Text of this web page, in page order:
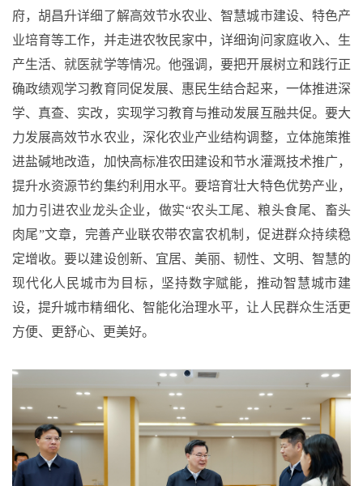
府，胡昌升详细了解高效节水农业、智慧城市建设、特色产
业培育等工作，并走进农牧民家中，详细询问家庭收入、生
产生活、就医就学等情况。他强调，要把开展树立和践行正
确政绩观学习教育同促发展、惠民生结合起来，一体推进深
学、真查、实改，实现学习教育与推动发展互融共促。要大
力发展高效节水农业，深化农业产业结构调整，立体施策推
进盐碱地改造，加快高标准农田建设和节水灌溉技术推广，
提升水资源节约集约利用水平。要培育壮大特色优势产业，
加力引进农业龙头企业，做实“农头工尾、粮头食尾、畜头
肉尾”文章，完善产业联农带农富农机制，促进群众持续稳
定增收。要以建设创新、宜居、美丽、韧性、文明、智慧的
现代化人民城市为目标，坚持数字赋能，推动智慧城市建
设，提升城市精细化、智能化治理水平，让人民群众生活更
方便、更舒心、更美好。